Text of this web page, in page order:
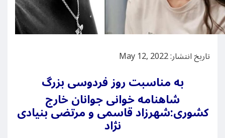
تاریخ انتشار: May 12, 2022
به مناسبت روز فردوسی بزرگ
شاهنامه خوانی جوانان خارج
کشوری:شهرزاد قاسمی و مرتضی بنیادی
نژاد